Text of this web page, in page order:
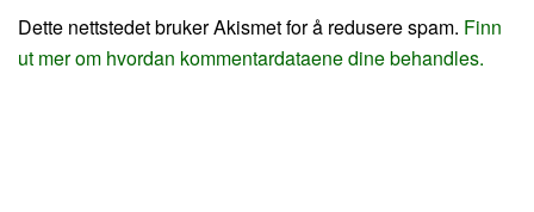
Dette nettstedet bruker Akismet for å redusere spam. Finn
ut mer om hvordan kommentardataene dine behandles.